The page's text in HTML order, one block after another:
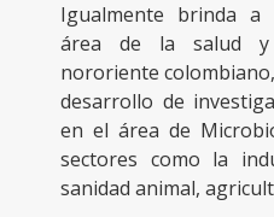
Igualmente brinda a
área de la salud y
nororiente
desarrollo de
en el área de
sectores como la
sanidad animal,